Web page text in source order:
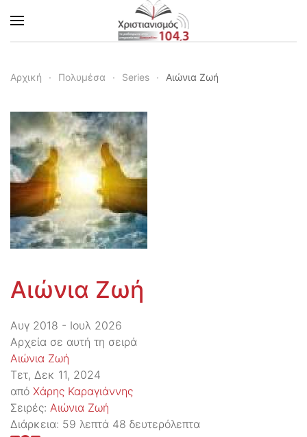
Skip to main content
Αρχική Πολυμέσα Series Αιώνια Ζωή
Αιώνια Ζωή
Αυγ 2018 - Ιουλ 2026
Αρχεία σε αυτή τη σειρά
Αιώνια Ζωή
Τετ, Δεκ 11, 2024
από Χάρης Καραγιάννης
Σειρές: Αιώνια Ζωή
Διάρκεια: 59 λεπτά 48 δευτερόλεπτα